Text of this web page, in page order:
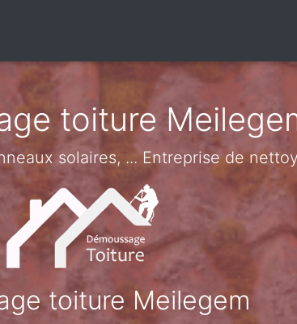
toiture
solaires, ... Entreprise de
toiture Meilegem